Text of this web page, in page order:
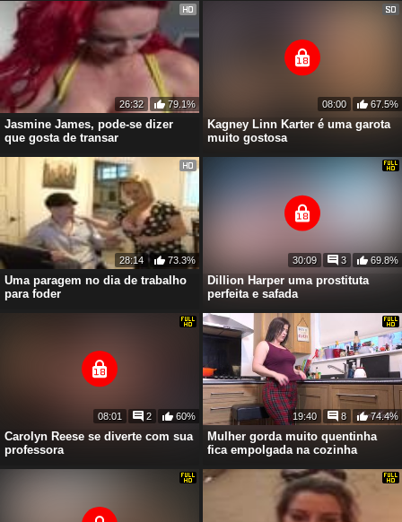
Jasmine James, pode-se dizer
que gosta de transar
26:32 79.1%
Kagney Linn Karter é uma garota
muito gostosa
08:00 67.5%
Uma paragem no dia de trabalho
para foder
28:14 73.3%
Dillion Harper uma prostituta
perfeita e safada
30:09 3 69.8%
Carolyn Reese se diverte com sua
professora
08:01 2 60%
Mulher gorda muito quentinha
fica empolgada na cozinha
19:40 8 74.4%